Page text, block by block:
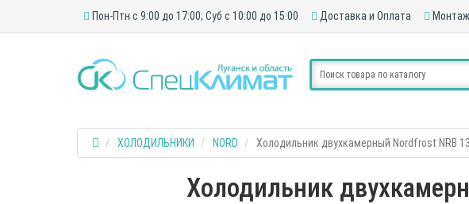
Пон-Птн с 9:00 до 17:00; Суб с 10:00 до 15:00 Доставка и Оплата Монтаж
ХОЛОДИЛЬНИКИ NORD Холодильник двухкамерный Nordfrost NRB
Холодильник